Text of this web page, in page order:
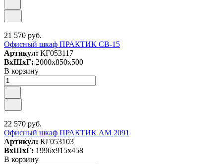
21 570 руб.
Офисный шкаф ПРАКТИК СВ-15
Артикул: КГ053117
ВxШxГ: 2000x850x500
В корзину
22 570 руб.
Офисный шкаф ПРАКТИК AM 2091
Артикул: КГ053103
ВxШxГ: 1996x915x458
В корзину